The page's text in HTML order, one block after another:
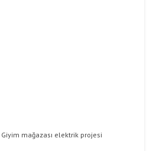
Giyim mağazası elektrik projesi